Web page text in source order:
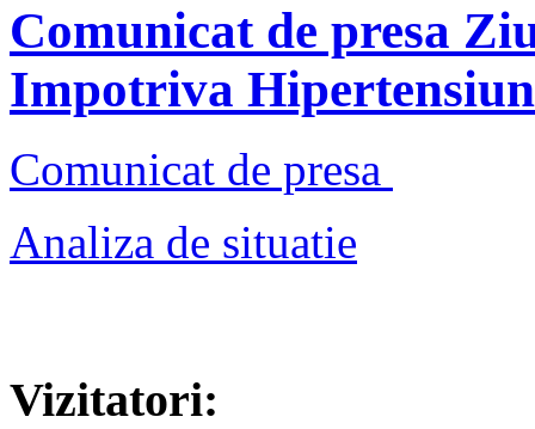
Comunicat de presa
Impotriva
Comunicat de presa
Analiza de situatie
Vizitatori: